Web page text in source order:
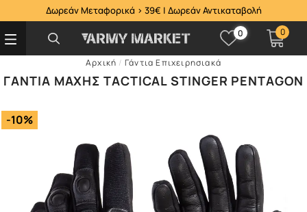
Δωρεάν Μεταφορικά > 39€ | Δωρεάν Αντικαταβολή
0 0
Αρχική / Γάντια Επιχειρησιακά
ΓΆΝΤΙΑ ΜΆΧΗΣ TACTICAL STINGER PENTAGON
-10%